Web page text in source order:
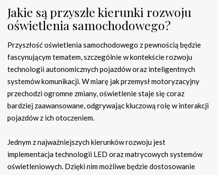
Jakie są przyszłe kierunki rozwoju
oświetlenia samochodowego?
Przyszłość oświetlenia samochodowego z pewnością będzie
fascynującym tematem, szczególnie w kontekście rozwoju
technologii autonomicznych pojazdów oraz inteligentnych
systemów komunikacji. W miarę jak przemysł motoryzacyjny
przechodzi ogromne zmiany, oświetlenie staje się coraz
bardziej zaawansowane, odgrywając kluczową rolę w interakcji
pojazdów z ich otoczeniem.
Jednym z najważniejszych kierunków rozwoju jest
implementacja technologii LED oraz matrycowych systemów
oświetleniowych. Dzięki nim możliwe będzie dostosowanie